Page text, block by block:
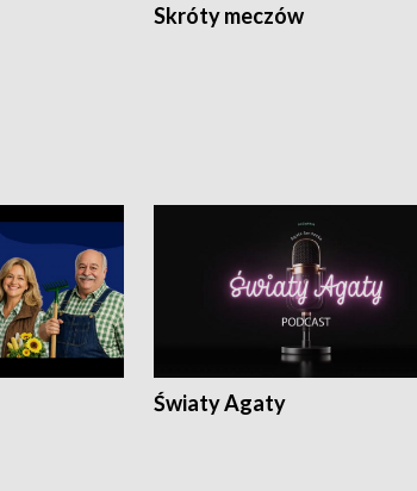
Skróty meczów
Światy Agaty